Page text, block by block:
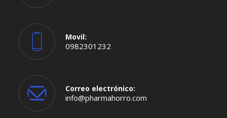
Movil:
0982301232
aplicación
Correo electrónico:
info@pharmahorro.com